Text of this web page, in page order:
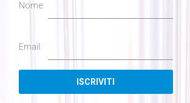
Nome:
Email: